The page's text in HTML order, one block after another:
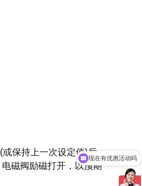
保持上一次设定值)后
磁阀励磁打开，以预期
现在有优惠活动吗